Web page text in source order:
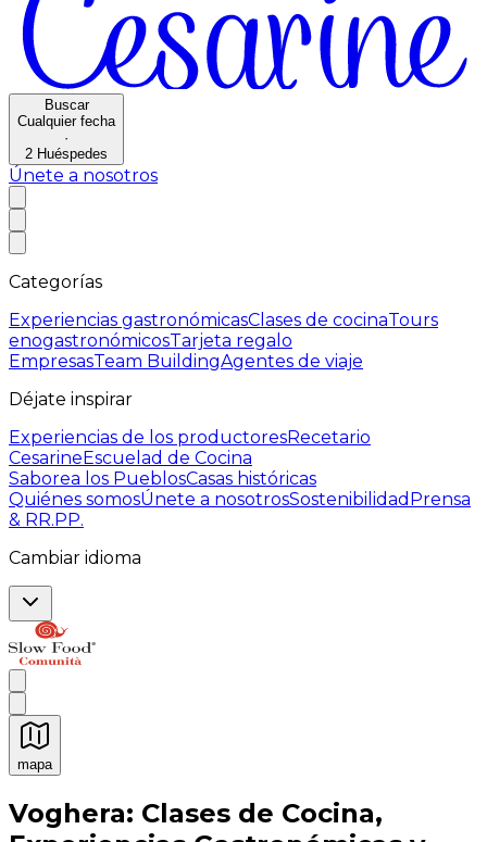
Buscar
Cualquier fecha
·
2 Huéspedes
Únete a nosotros
Categorías
Experiencias gastronómicasClases de cocinaTours
enogastronómicosTarjeta regalo
EmpresasTeam BuildingAgentes de viaje
Déjate inspirar
Experiencias de los productoresRecetario
CesarineEscuelad de Cocina
Saborea los PueblosCasas históricas
Quiénes somosÚnete a nosotrosSostenibilidad Prensa
& RR.PP.
Cambiar idioma
mapa
Experiencias culinarias inolvidables: Experiencias
Voghera: Clases de Cocina,